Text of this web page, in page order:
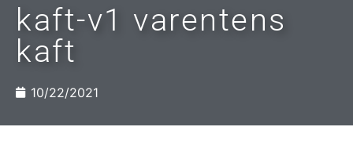
kaft-v1 varentens
kaft
10/22/2021